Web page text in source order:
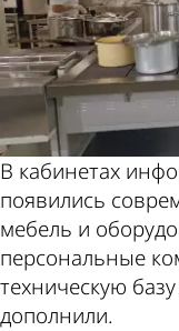
В кабинетах
появились
мебель и
персональные
техническую
дополнили.